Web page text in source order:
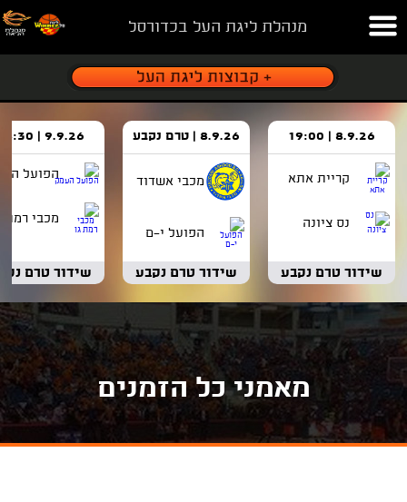
מנהלת ליגת העל בכדורסל
8.9.26 | 19:00
קריית אתא
נס ציונה
שידור טרם נקבע
8.9.26 | טרם נקבע
מכבי אשדוד
הפועל י-ם
שידור טרם נקבע
9.9.26 | 18:30
הפועל
מכבי רמת
שידור טרם
מאמני כל הזמנים